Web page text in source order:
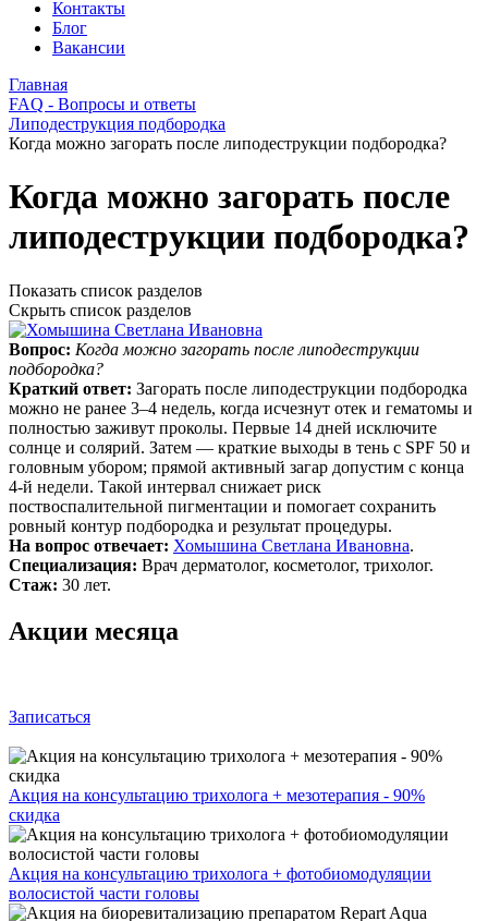
Контакты
Блог
Вакансии
Главная
FAQ - Вопросы и ответы
Липодеструкция подбородка
Когда можно загорать после липодеструкции подбородка?
Когда можно загорать после
липодеструкции подбородка?
Показать список разделов
Скрыть список разделов
Вопрос: Когда можно загорать после липодеструкции
подбородка?
Краткий ответ: Загорать после липодеструкции подбородка
можно не ранее 3–4 недель, когда исчезнут отек и гематомы и
полностью заживут проколы. Первые 14 дней исключите
солнце и солярий. Затем — краткие выходы в тень с SPF 50 и
головным убором; прямой активный загар допустим с конца
4-й недели. Такой интервал снижает риск
поствоспалительной пигментации и помогает сохранить
ровный контур подбородка и результат процедуры.
На вопрос отвечает: Хомышина Светлана Ивановна.
Специализация: Врач дерматолог, косметолог, трихолог.
Стаж: 30 лет.
Акции месяца
Записаться
Акция на консультацию трихолога + мезотерапия - 90%
скидка
Акция на консультацию трихолога + фотобиомодуляции
волосистой части головы